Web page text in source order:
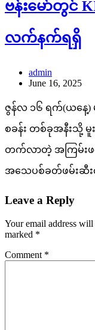
ဗန်းမော်တွင်
လက်နက်ရရှိ
admin
June 16, 2025
ဇွန်လ ၁၆ ရက်(ယနေ့)
စခန်း တစ်ခုအနီးသို့ မူး
တက်လာတဲ့ အကြမ်းဖက်
အသေပစ်ခတ်ဖမ်းဆီ
Leave a Reply
Your email address
marked *
Comment *